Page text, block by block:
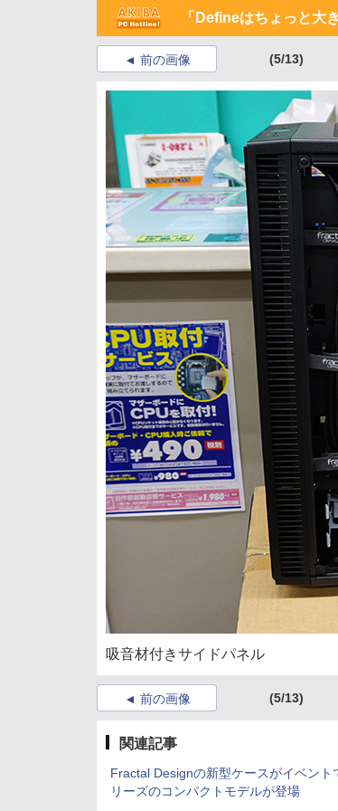
「Defineはちょっと大
前の画像 (5/13)
吸音材付きサイドパネル
前の画像 (5/13)
関連記事
Fractal Designの新型ケースがイベント
リーズのコンパクトモデルが登場